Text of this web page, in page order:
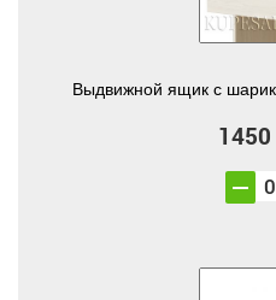
Выдвижной ящик с